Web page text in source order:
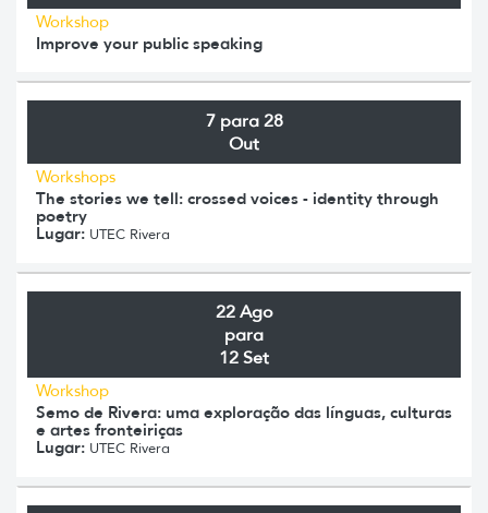
Workshop
Improve your public speaking
7 para 28
Out
Workshops
The stories we tell: crossed voices - identity through
poetry
Lugar: UTEC Rivera
22 Ago
para
12 Set
Workshop
Semo de Rivera: uma exploração das línguas, culturas
e artes fronteiriças
Lugar: UTEC Rivera